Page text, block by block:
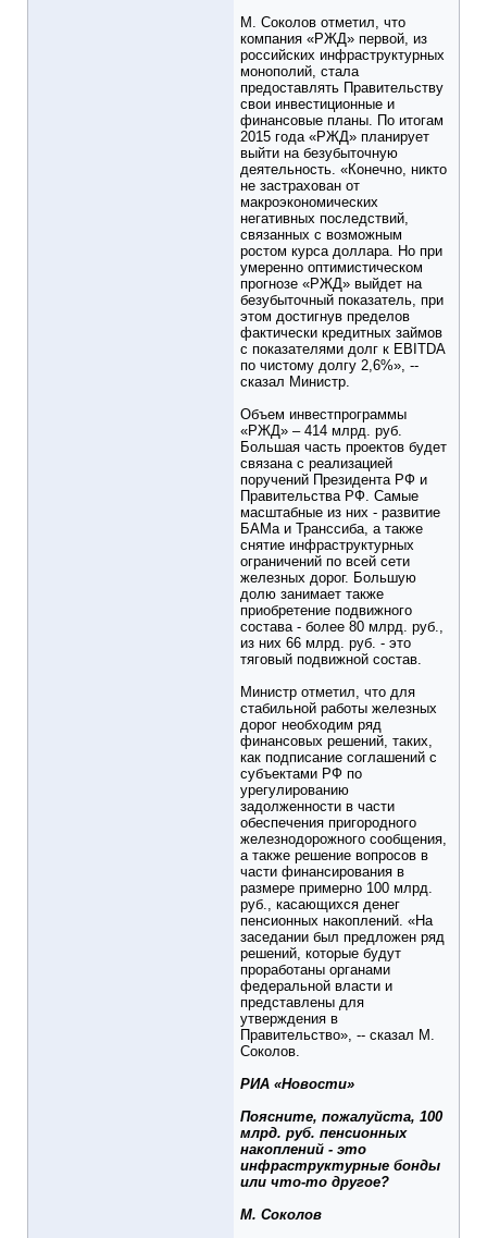
М. Соколов отметил, что
компания «РЖД» первой, из
российских инфраструктурных
монополий, стала
предоставлять Правительству
свои инвестиционные и
финансовые планы. По итогам
2015 года «РЖД» планирует
выйти на безубыточную
деятельность. «Конечно, никто
не застрахован от
макроэкономических
негативных последствий,
связанных с возможным
ростом курса доллара. Но при
умеренно оптимистическом
прогнозе «РЖД» выйдет на
безубыточный показатель, при
этом достигнув пределов
фактически кредитных займов
с показателями долг к EBITDA
по чистому долгу 2,6%», --
сказал Министр.
Объем инвестпрограммы
«РЖД» – 414 млрд. руб.
Большая часть проектов будет
связана с реализацией
поручений Президента РФ и
Правительства РФ. Самые
масштабные из них - развитие
БАМа и Транссиба, а также
снятие инфраструктурных
ограничений по всей сети
железных дорог. Большую
долю занимает также
приобретение подвижного
состава - более 80 млрд. руб.,
из них 66 млрд. руб. - это
тяговый подвижной состав.
Министр отметил, что для
стабильной работы железных
дорог необходим ряд
финансовых решений, таких,
как подписание соглашений с
субъектами РФ по
урегулированию
задолженности в части
обеспечения пригородного
железнодорожного сообщения,
а также решение вопросов в
части финансирования в
размере примерно 100 млрд.
руб., касающихся денег
пенсионных накоплений. «На
заседании был предложен ряд
решений, которые будут
проработаны органами
федеральной власти и
представлены для
утверждения в
Правительство», -- сказал М.
Соколов.
РИА «Новости»
Поясните, пожалуйста, 100
млрд. руб. пенсионных
накоплений - это
инфраструктурные бонды
или что-то другое?
М. Соколов